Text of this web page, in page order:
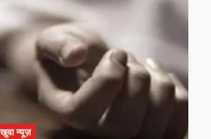
न्यूज़